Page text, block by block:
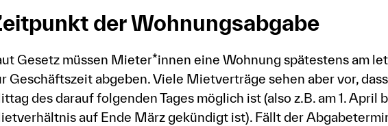
der Wohnungsabgabe
Gesetz müssen Mieter*innen eine Wohnung spätestens am
Geschäftszeit abgeben. Viele Mietverträge sehen aber vor,
des darauf folgenden Tages möglich ist (also z.B. am 1. April
auf Ende März gekündigt ist). Fällt der